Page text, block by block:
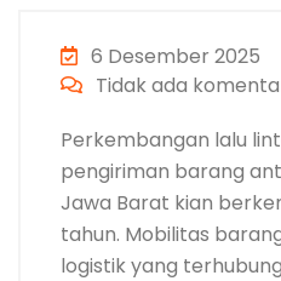
6 Desember 2025
Tidak ada
Perkembangan lalu
pengiriman barang
Jawa Barat kian
tahun. Mobilitas
logistik yang